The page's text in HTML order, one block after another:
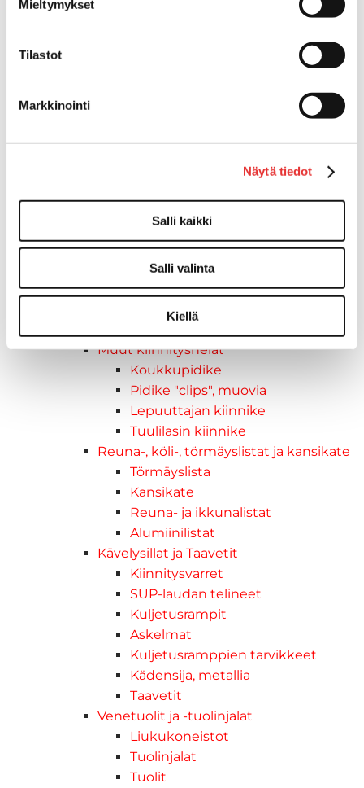
Mieltymykset
Tilastot
Markkinointi
Näytä tiedot
Salli kaikki
Salli valinta
Kiellä
Keulatikkaat, -tasot ja
Luukut, hyttysverkot ja
Kansiluukut
Hyttysverkot
Venetikkaat
Uimatikkaat
Kasettitikkaat
Keulatikkaat
Köysitikkaat
Kiinnikkeet ja tukijalat
Muut kiinnityshelat
Koukkupidike
Pidike "clips", muovia
Lepuuttajan kiinnike
Tuulilasin kiinnike
Reuna-, köli-, törmäyslistat ja kansikate
Törmäyslista
Kansikate
Reuna- ja ikkunalistat
Alumiinilistat
Kävelysillat ja Taavetit
Kiinnitysvarret
SUP-laudan telineet
Kuljetusrampit
Askelmat
Kuljetusramppien tarvikkeet
Kädensija, metallia
Taavetit
Venetuolit ja -tuolinjalat
Liukukoneistot
Tuolinjalat
Tuolit